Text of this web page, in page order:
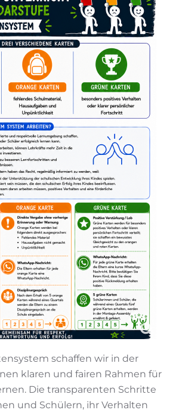
schaffen wir in der
klaren und fairen Rahmen für
Die transparenten Schritte
und Schülern, ihr Verhalten